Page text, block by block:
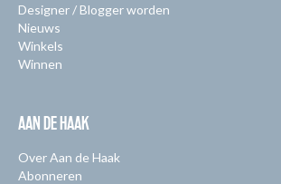
Designer / Blogger worden
Nieuws
Winkels
Winnen
AAN DE HAAK
Over Aan de Haak
Abonneren